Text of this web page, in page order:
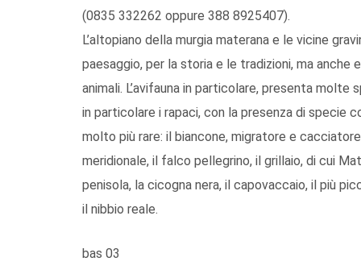
(0835 332262 oppure 388 8925407).
L’altopiano della murgia materana e le vicine
paesaggio, per la storia e le tradizioni, ma
animali. L’avifauna in particolare, presenta
in particolare i rapaci, con la presenza di specie
molto più rare: il biancone, migratore e
meridionale, il falco pellegrino, il grillaio, di cui
penisola, la cicogna nera, il capovaccaio, il più
il nibbio reale.
bas 03